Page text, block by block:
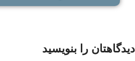
دیدگاهتان را بنویسید